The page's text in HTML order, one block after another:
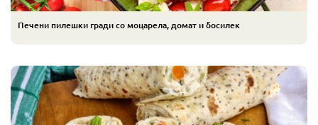
Печени пилешки гради со моцарела, домат и босилек